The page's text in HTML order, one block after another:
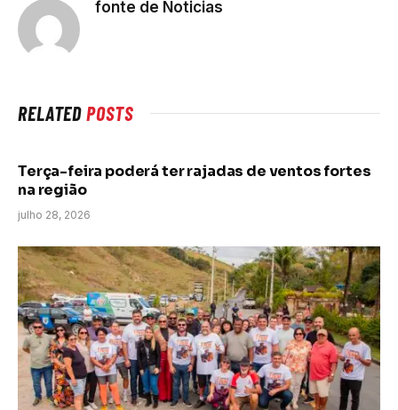
fonte de Noticias
RELATEDPOSTS
Terça-feira poderá ter rajadas de ventos fortes
na região
julho 28, 2026